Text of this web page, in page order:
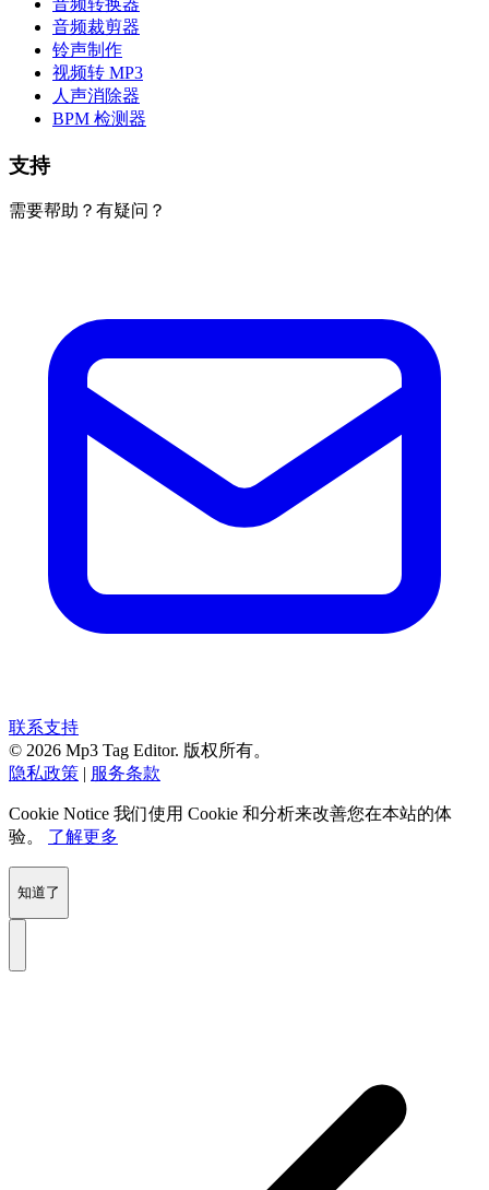
音频裁剪器
铃声制作
视频转 MP3
人声消除器
BPM 检测器
支持
需要帮助？有疑问？
联系支持
© 2026 Mp3 Tag Editor. 版权所有。
隐私政策 | 服务条款
Cookie Notice 我们使用 Cookie 和分析来改善您在本站的体
验。 了解更多
知道了